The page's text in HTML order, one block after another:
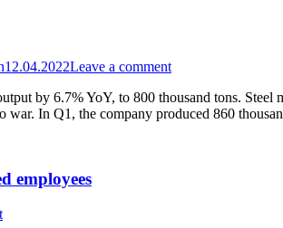
12.04.2022Leave a comment
by 6.7% YoY, to 800 thousand tons.
war. In Q1, the company produced 860
employees